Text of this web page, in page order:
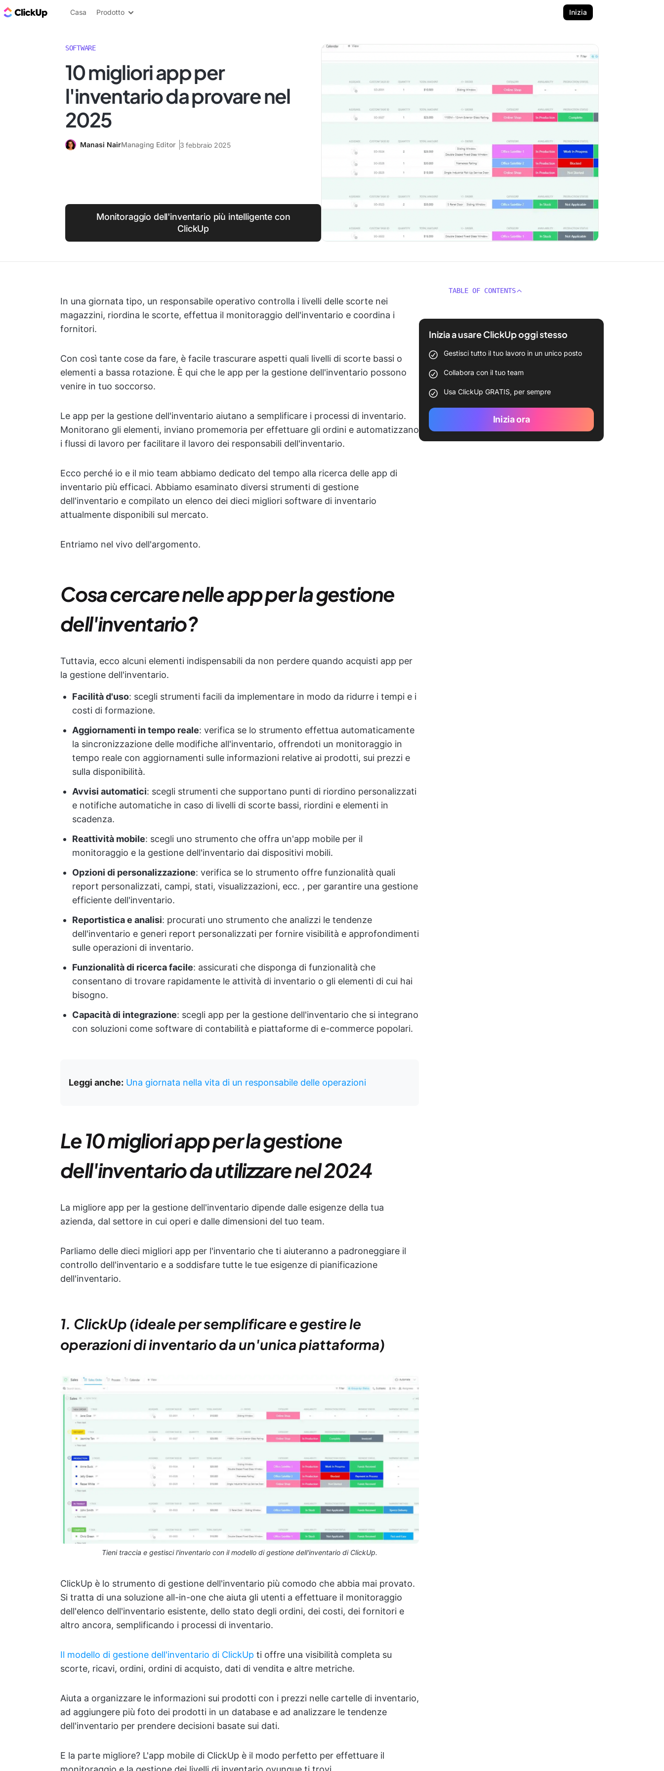
Blog di ClickUp
Casa Prodotto Inizia
SOFTWARE
10 migliori app per
l'inventario da provare nel
2025
Manasi NairManaging Editor 3 febbraio 2025
Monitoraggio dell'inventario più intelligente con
ClickUp
In una giornata tipo, un responsabile operativo controlla i livelli delle scorte nei
magazzini, riordina le scorte, effettua il monitoraggio dell'inventario e coordina i
fornitori.
Con così tante cose da fare, è facile trascurare aspetti quali livelli di scorte bassi o
elementi a bassa rotazione. È qui che le app per la gestione dell'inventario possono
venire in tuo soccorso.
Le app per la gestione dell'inventario aiutano a semplificare i processi di inventario.
Monitorano gli elementi, inviano promemoria per effettuare gli ordini e automatizzano
i flussi di lavoro per facilitare il lavoro dei responsabili dell'inventario.
Ecco perché io e il mio team abbiamo dedicato del tempo alla ricerca delle app di
inventario più efficaci. Abbiamo esaminato diversi strumenti di gestione
dell'inventario e compilato un elenco dei dieci migliori software di inventario
attualmente disponibili sul mercato.
Entriamo nel vivo dell'argomento.
Cosa cercare nelle app per la gestione
dell'inventario?
Tuttavia, ecco alcuni elementi indispensabili da non perdere quando acquisti app per
la gestione dell'inventario.
Facilità d'uso: scegli strumenti facili da implementare in modo da ridurre i tempi e i
costi di formazione.
Aggiornamenti in tempo reale: verifica se lo strumento effettua automaticamente
la sincronizzazione delle modifiche all'inventario, offrendoti un monitoraggio in
tempo reale con aggiornamenti sulle informazioni relative ai prodotti, sui prezzi e
sulla disponibilità.
Avvisi automatici: scegli strumenti che supportano punti di riordino personalizzati
e notifiche automatiche in caso di livelli di scorte bassi, riordini e elementi in
scadenza.
Reattività mobile: scegli uno strumento che offra un'app mobile per il
monitoraggio e la gestione dell'inventario dai dispositivi mobili.
Opzioni di personalizzazione: verifica se lo strumento offre funzionalità quali
report personalizzati, campi, stati, visualizzazioni, ecc. , per garantire una gestione
efficiente dell'inventario.
Reportistica e analisi: procurati uno strumento che analizzi le tendenze
dell'inventario e generi report personalizzati per fornire visibilità e approfondimenti
sulle operazioni di inventario.
Funzionalità di ricerca facile: assicurati che disponga di funzionalità che
consentano di trovare rapidamente le attività di inventario o gli elementi di cui hai
bisogno.
Capacità di integrazione: scegli app per la gestione dell'inventario che si integrano
con soluzioni come software di contabilità e piattaforme di e-commerce popolari.
Leggi anche: Una giornata nella vita di un responsabile delle operazioni
Le 10 migliori app per la gestione
dell'inventario da utilizzare nel 2024
La migliore app per la gestione dell'inventario dipende dalle esigenze della tua
azienda, dal settore in cui operi e dalle dimensioni del tuo team.
Parliamo delle dieci migliori app per l'inventario che ti aiuteranno a padroneggiare il
controllo dell'inventario e a soddisfare tutte le tue esigenze di pianificazione
dell'inventario.
1. ClickUp (ideale per semplificare e gestire le
operazioni di inventario da un'unica piattaforma)
Tieni traccia e gestisci l'inventario con il modello di gestione dell'inventario di ClickUp.
ClickUp è lo strumento di gestione dell'inventario più comodo che abbia mai provato.
Si tratta di una soluzione all-in-one che aiuta gli utenti a effettuare il monitoraggio
dell'elenco dell'inventario esistente, dello stato degli ordini, dei costi, dei fornitori e
altro ancora, semplificando i processi di inventario.
Il modello di gestione dell'inventario di ClickUp ti offre una visibilità completa su
scorte, ricavi, ordini, ordini di acquisto, dati di vendita e altre metriche.
Aiuta a organizzare le informazioni sui prodotti con i prezzi nelle cartelle di inventario,
ad aggiungere più foto dei prodotti in un database e ad analizzare le tendenze
dell'inventario per prendere decisioni basate sui dati.
E la parte migliore? L'app mobile di ClickUp è il modo perfetto per effettuare il
TABLE OF CONTENTS
Inizia a usare ClickUp oggi stesso
Gestisci tutto il tuo lavoro in un unico posto
Collabora con il tuo team
Usa ClickUp GRATIS, per sempre
Inizia ora